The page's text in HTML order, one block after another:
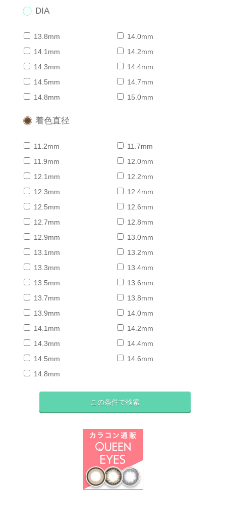
DIA
13.8mm
14.0mm
14.1mm
14.2mm
14.3mm
14.4mm
14.5mm
14.7mm
14.8mm
15.0mm
着色直径
11.2mm
11.7mm
11.9mm
12.0mm
12.1mm
12.2mm
12.3mm
12.4mm
12.5mm
12.6mm
12.7mm
12.8mm
12.9mm
13.0mm
13.1mm
13.2mm
13.3mm
13.4mm
13.5mm
13.6mm
13.7mm
13.8mm
13.9mm
14.0mm
14.1mm
14.2mm
14.3mm
14.4mm
14.5mm
14.6mm
14.8mm